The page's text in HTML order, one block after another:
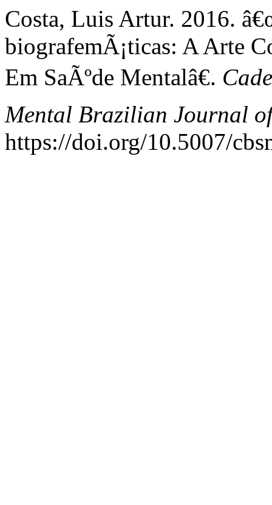
Costa, Luis Artur. 2016.
biografemÃ¡ticas: A Arte
Em SaÃºde Mentalâ€.
Mental Brazilian Journal
https://doi.org/10.5007/